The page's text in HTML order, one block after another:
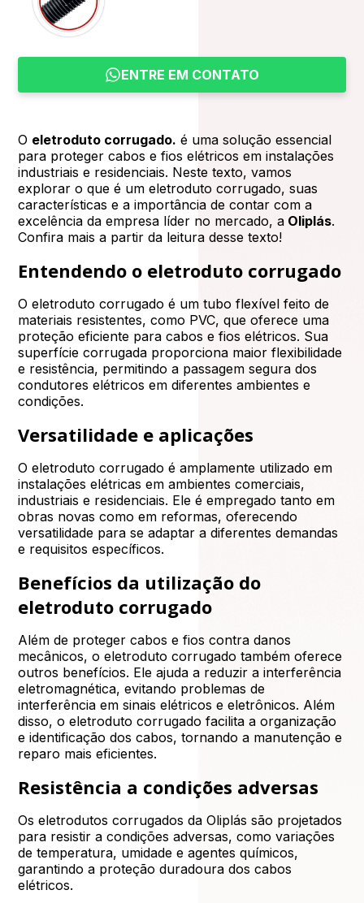
ENTRE EM CONTATO
O eletroduto corrugado. é uma solução essencial
para proteger cabos e fios elétricos em instalações
industriais e residenciais. Neste texto, vamos
explorar o que é um eletroduto corrugado, suas
características e a importância de contar com a
excelência da empresa líder no mercado, a Oliplás.
Confira mais a partir da leitura desse texto!
Entendendo o eletroduto corrugado
O eletroduto corrugado é um tubo flexível feito de
materiais resistentes, como PVC, que oferece uma
proteção eficiente para cabos e fios elétricos. Sua
superfície corrugada proporciona maior flexibilidade
e resistência, permitindo a passagem segura dos
condutores elétricos em diferentes ambientes e
condições.
Versatilidade e aplicações
O eletroduto corrugado é amplamente utilizado em
instalações elétricas em ambientes comerciais,
industriais e residenciais. Ele é empregado tanto em
obras novas como em reformas, oferecendo
versatilidade para se adaptar a diferentes demandas
e requisitos específicos.
Benefícios da utilização do
eletroduto corrugado
Além de proteger cabos e fios contra danos
mecânicos, o eletroduto corrugado também oferece
outros benefícios. Ele ajuda a reduzir a interferência
eletromagnética, evitando problemas de
interferência em sinais elétricos e eletrônicos. Além
disso, o eletroduto corrugado facilita a organização
e identificação dos cabos, tornando a manutenção e
reparo mais eficientes.
Resistência a condições adversas
Os eletrodutos corrugados da Oliplás são projetados
para resistir a condições adversas, como variações
de temperatura, umidade e agentes químicos,
garantindo a proteção duradoura dos cabos
elétricos.